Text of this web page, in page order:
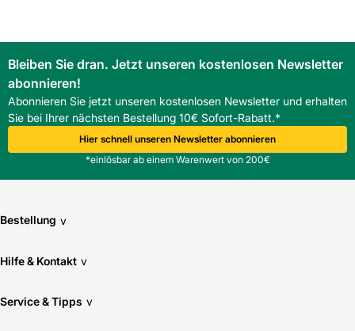
Bleiben Sie dran. Jetzt unseren kostenlosen Newsletter
abonnieren!
Abonnieren Sie jetzt unseren kostenlosen Newsletter und erhalten
Sie bei Ihrer nächsten Bestellung 10€ Sofort-Rabatt.*
Hier schnell unseren Newsletter abonnieren
*einlösbar ab einem Warenwert von 200€
Bestellung v
Hilfe & Kontakt v
Service & Tipps v